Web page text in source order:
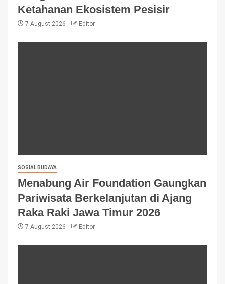
Ketahanan Ekosistem Pesisir
7 August 2026 Editor
SOSIAL BUDAYA
Menabung Air Foundation Gaungkan
Pariwisata Berkelanjutan di Ajang
Raka Raki Jawa Timur 2026
7 August 2026 Editor